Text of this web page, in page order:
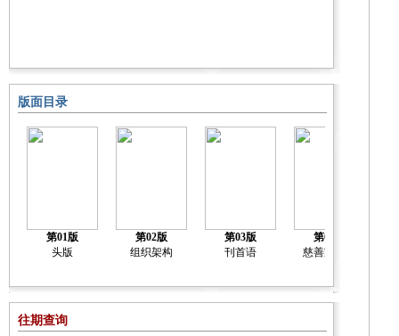
版面目录
第01版
头版
第02版
组织架构
第03版
刊首语
第04版
慈善家榜单
往期查询